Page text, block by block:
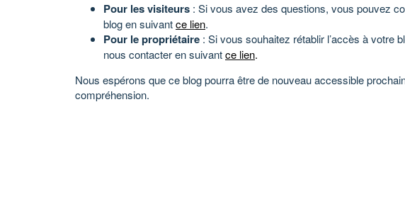
Pour les visiteurs : Si vous avez des questions, vous pouvez
blog en suivantce lien.
Pour le propriétaire : Si vous souhaitez rétablir l’accès à votre
nous contacter en suivantce lien.
Nous espérons que ce blog pourra être de nouveau accessible
compréhension.